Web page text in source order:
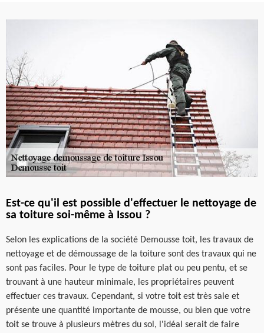
Est-ce qu'il est possible d'effectuer le nettoyage de
sa toiture soi-même à Issou ?
Selon les explications de la société Demousse toit, les travaux de
nettoyage et de démoussage de la toiture sont des travaux qui ne
sont pas faciles. Pour le type de toiture plat ou peu pentu, et se
trouvant à une hauteur minimale, les propriétaires peuvent
effectuer ces travaux. Cependant, si votre toit est très sale et
présente une quantité importante de mousse, ou bien que votre
toit se trouve à plusieurs mètres du sol, l'idéal serait de faire